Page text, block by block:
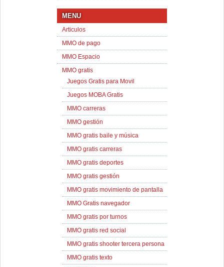
MENU
Articulos
MMO de pago
MMO Espacio
MMO gratis
Juegos Gratis para Movil
Juegos MOBA Gratis
MMO carreras
MMO gestión
MMO gratis baile y música
MMO gratis carreras
MMO gratis deportes
MMO gratis gestión
MMO gratis movimiento de pantalla
MMO Gratis navegador
MMO gratis por turnos
MMO gratis red social
MMO gratis shooter tercera persona
MMO gratis texto